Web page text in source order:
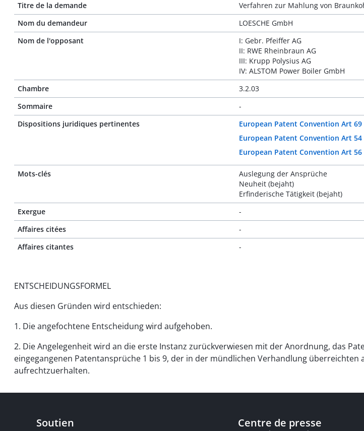
Titre de la demande
Verfahren zur Mahlung von
Nom du demandeur
LOESCHE GmbH
Nom de l'opposant
I: Gebr. Pfeiffer AG
II: RWE Rheinbraun AG
III: Krupp Polysius AG
IV: ALSTOM Power Boiler GmbH
Chambre
3.2.03
Sommaire
-
Dispositions juridiques pertinentes
European Patent Convention Art 69
European Patent Convention Art 54
European Patent Convention Art 56
Mots-clés
Auslegung der Ansprüche
Neuheit (bejaht)
Erfinderische Tätigkeit (bejaht)
Exergue
-
Affaires citées
-
Affaires citantes
-
ENTSCHEIDUNGSFORMEL
Aus diesen Gründen wird entschieden:
1. Die angefochtene Entscheidung wird aufgehoben.
2. Die Angelegenheit wird an die erste Instanz zurückverwiesen mit der Anordnung, das
eingegangenen Patentansprüche 1 bis 9, der in der mündlichen Verhandlung
aufrechtzuerhalten.
Soutien
Centre de presse